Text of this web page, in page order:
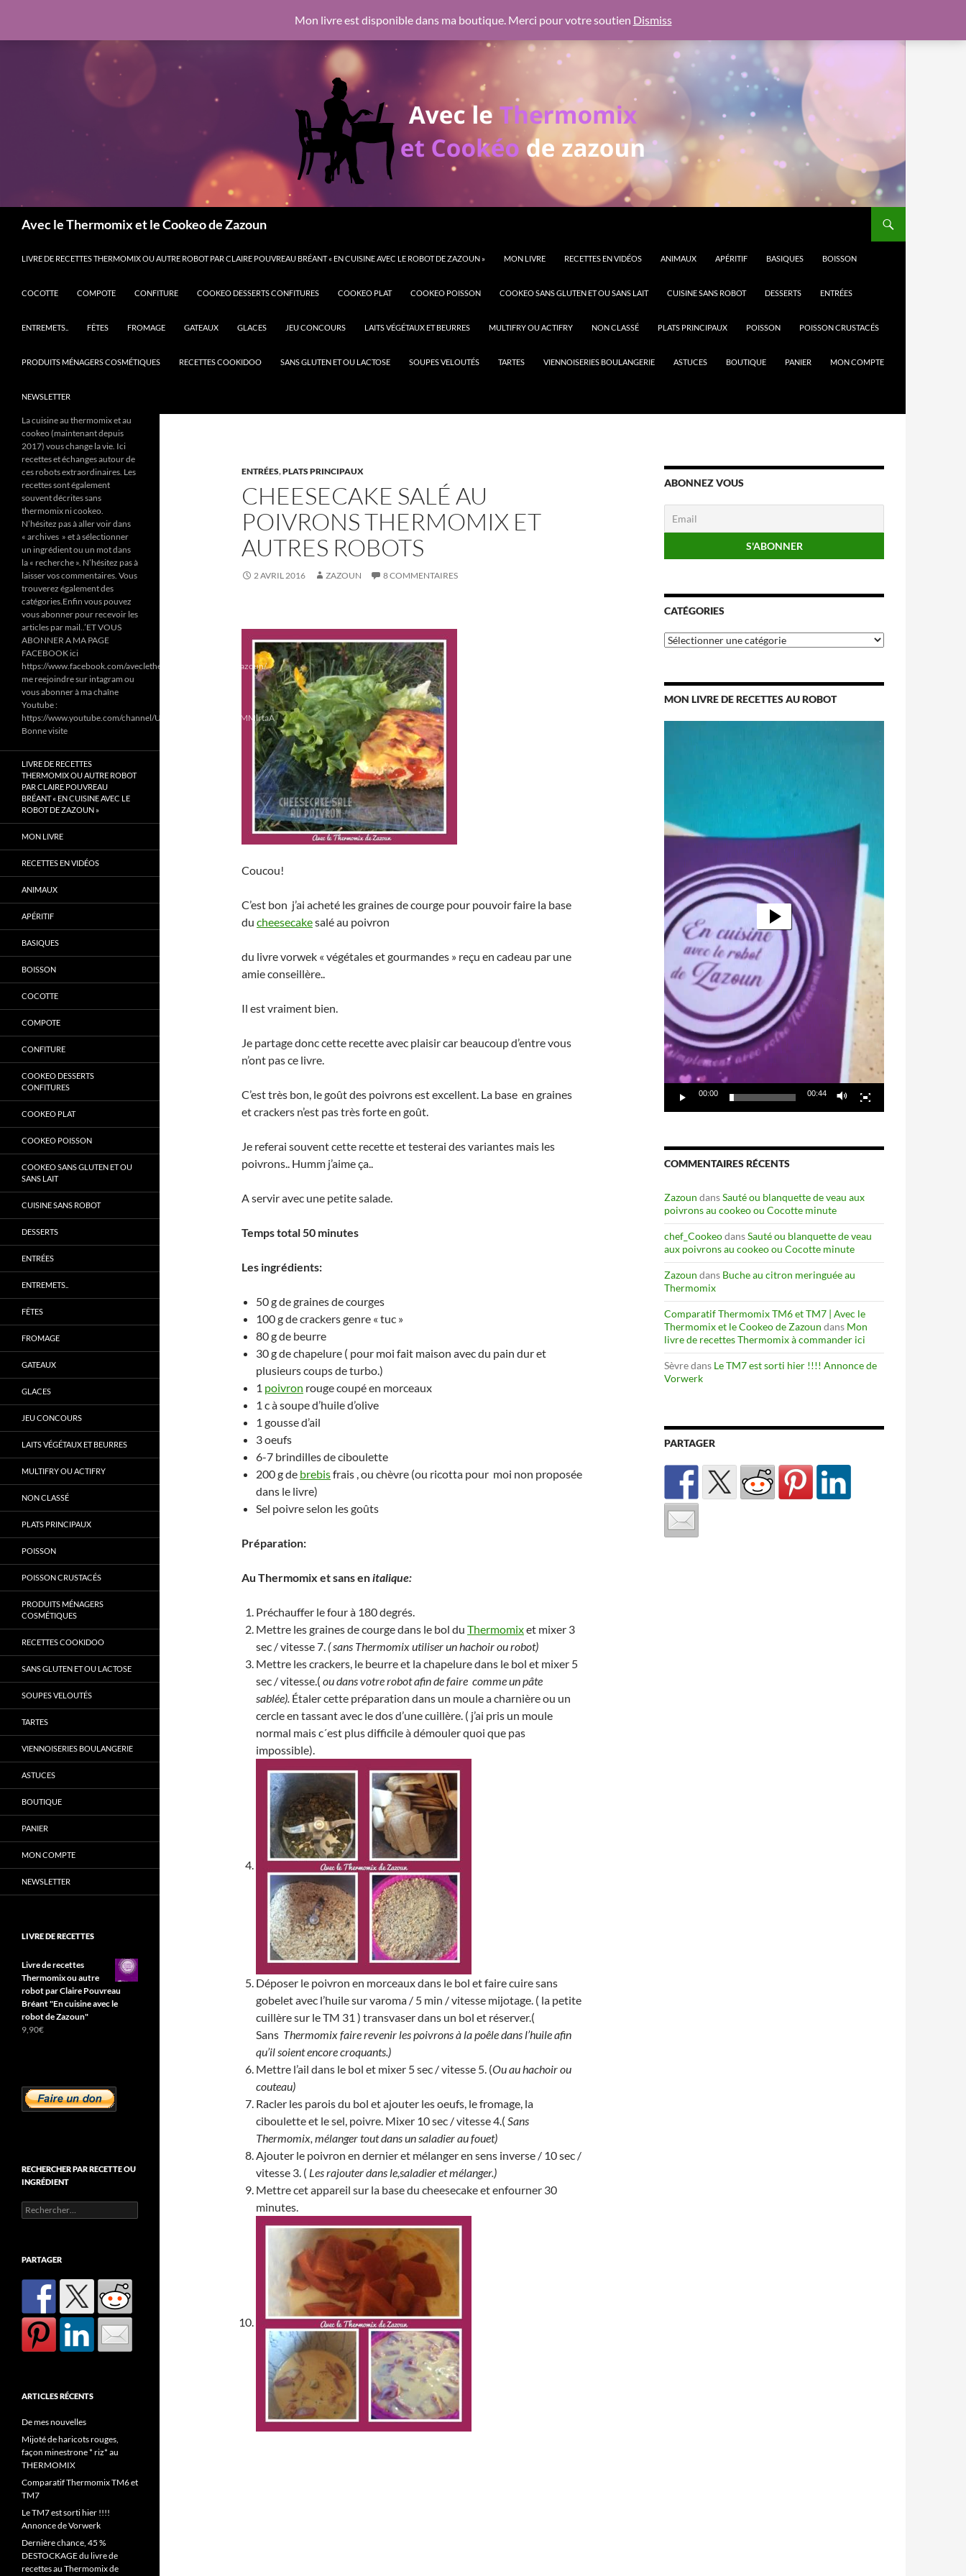
au
Avec le Thermomix et le Cookeo de Zazoun
LIVRE DE RECETTES THERMOMIX OU AUTRE ROBOT PAR CLAIRE POUVREAU BRÉANT « EN CUISINE AVEC LE ROBOT DE ZAZOUN » MON LIVRE RECETTES EN VIDÉOS ANIMAUX APÉRITIF BASIQUES BOISSON
COCOTTE COMPOTE CONFITURE COOKEO DESSERTS CONFITURES COOKEO PLAT COOKEO POISSON COOKEO SANS GLUTEN ET OU SANS LAIT CUISINE SANS ROBOT DESSERTS ENTRÉES
ENTREMETS.. FÊTES FROMAGE GATEAUX GLACES JEU CONCOURS LAITS VÉGÉTAUX ET BEURRES MULTIFRY OU ACTIFRY NON CLASSÉ PLATS PRINCIPAUX POISSON POISSON CRUSTACÉS
PRODUITS MÉNAGERS COSMÉTIQUES RECETTES COOKIDOO SANS GLUTEN ET OU LACTOSE SOUPES VELOUTÉS TARTES VIENNOISERIES BOULANGERIE ASTUCES BOUTIQUE PANIER MON COMPTE
NEWSLETTER
ENTRÉES,PLATS PRINCIPAUX
CHEESECAKE SALÉ AU
POIVRONS THERMOMIX ET
AUTRES ROBOTS
2 AVRIL 2016 ZAZOUN 8 COMMENTAIRES
Coucou!
C’est bon j’ai acheté les graines de courge pour pouvoir faire la base
du cheesecakesalé au poivron
du livre vorwek « végétales et gourmandes » reçu en cadeau par une
amie conseillère..
Il est vraiment bien.
Je partage donc cette recette avec plaisir car beaucoup d’entre vous
n’ont pas ce livre.
C’est très bon, le goût des poivrons est excellent. La base en graines
et crackers n’est pas très forte en goût.
Je referai souvent cette recette et testerai des variantes mais les
poivrons.. Humm j’aime ça..
A servir avec une petite salade.
Temps total 50 minutes
Les ingrédients:
50 g de graines de courges
100 g de crackers genre « tuc »
80 g de beurre
30 g de chapelure ( pour moi fait maison avec du pain dur et
plusieurs coups de turbo.)
1 poivron rouge coupé en morceaux
1 c à soupe d’huile d’olive
1 gousse d’ail
3 oeufs
6-7 brindilles de ciboulette
200 g de brebisfrais , ou chèvre (ou ricotta pour moi non proposée
dans le livre)
Sel poivre selon les goûts
Préparation:
Au Thermomix et sans enitalique:
Préchauffer le four à 180 degrés.
Mettre les graines de courge dans le bol du Thermomixet mixer 3
sec / vitesse 7. ( sans Thermomix utiliser un hachoir ou robot)
Mettre les crackers, le beurre et la chapelure dans le bol et mixer 5
sec / vitesse.( ou dans votre robot afin de faire comme un pâte
sablée). Étaler cette préparation dans un moule a charnière ou un
cercle en tassant avec le dos d’une cuillère. ( j’ai pris un moule
normal mais c´est plus difficile à démouler quoi que pas
impossible).
Déposer le poivron en morceaux dans le bol et faire cuire sans
gobelet avec l’huile sur varoma / 5 min / vitesse mijotage. ( la petite
cuillère sur le TM 31 ) transvaser dans un bol et réserver.(
Sans Thermomix faire revenir les poivrons à la poêle dans l’huile afin
qu’il soient encore croquants.)
Mettre l’ail dans le bol et mixer 5 sec / vitesse 5. (Ou au hachoir ou
couteau)
Racler les parois du bol et ajouter les oeufs, le fromage, la
ciboulette et le sel, poivre. Mixer 10 sec / vitesse 4.( Sans
Thermomix, mélanger tout dans un saladier au fouet)
Ajouter le poivron en dernier et mélanger en sens inverse / 10 sec /
vitesse 3. ( Les rajouter dans le,saladier et mélanger.)
Mettre cet appareil sur la base du cheesecake et enfourner 30
minutes.
ABONNEZ VOUS
CATÉGORIES
Catégories
MON LIVRE DE RECETTES AU ROBOT
00:00 00:44
COMMENTAIRES RÉCENTS
Zazoun dansSauté ou blanquette de veau aux
poivrons au cookeo ou Cocotte minute
chef_CookeodansSauté ou blanquette de veau
aux poivrons au cookeo ou Cocotte minute
Zazoun dans Buche au citron meringuée au
Thermomix
Comparatif Thermomix TM6 et TM7 | Avec le
Thermomix et le Cookeo de Zazoun dans Mon
livre de recettes Thermomix à commander ici
Sèvredans Le TM7 est sorti hier !!!! Annonce de
Vorwerk
PARTAGER
La cuisine au thermomix et au
cookeo (maintenant depuis
2017) vous change la vie. Ici
recettes et échanges autour de
ces robots extraordinaires. Les
recettes sont également
souvent décrites sans
thermomix ni cookeo.
N’hésitez pas à aller voir dans
« archives » et à sélectionner
un ingrédient ou un mot dans
la « recherche ». N’hésitez pas à
laisser vos commentaires. Vous
trouverez également des
catégories.Enfin vous pouvez
vous abonner pour recevoir les
articles par mail..’ET VOUS
ABONNER A MA PAGE
FACEBOOK ici
https://www.facebook.com/aveclethermomixetcookeodezazoun/
me reejoindre sur intagram ou
vous abonner à ma chaîne
Youtube :
https://www.youtube.com/channel/UC6Pa6dF808fmGjZ5MMlrtaA
Bonne visite
LIVRE DE RECETTES
THERMOMIX OU AUTRE ROBOT
PAR CLAIRE POUVREAU
BRÉANT « EN CUISINE AVEC LE
ROBOT DE ZAZOUN »
MON LIVRE
RECETTES EN VIDÉOS
ANIMAUX
APÉRITIF
BASIQUES
BOISSON
COCOTTE
COMPOTE
CONFITURE
COOKEO DESSERTS
CONFITURES
COOKEO PLAT
COOKEO POISSON
COOKEO SANS GLUTEN ET OU
SANS LAIT
CUISINE SANS ROBOT
DESSERTS
ENTRÉES
ENTREMETS..
FÊTES
FROMAGE
GATEAUX
GLACES
JEU CONCOURS
LAITS VÉGÉTAUX ET BEURRES
MULTIFRY OU ACTIFRY
NON CLASSÉ
PLATS PRINCIPAUX
POISSON
POISSON CRUSTACÉS
PRODUITS MÉNAGERS
COSMÉTIQUES
RECETTES COOKIDOO
SANS GLUTEN ET OU LACTOSE
SOUPES VELOUTÉS
TARTES
VIENNOISERIES BOULANGERIE
ASTUCES
BOUTIQUE
PANIER
MON COMPTE
NEWSLETTER
LIVRE DE RECETTES
Livre de recettes
Thermomix ou autre
robot par Claire Pouvreau
Bréant "En cuisine avec le
robot de Zazoun"
9,90€
RECHERCHER PAR RECETTE OU
INGRÉDIENT
Rechercher :
PARTAGER
ARTICLES RÉCENTS
De mes nouvelles
Mijoté de haricots rouges,
façon minestrone * riz* au
THERMOMIX
Comparatif Thermomix TM6 et
TM7
Le TM7 est sorti hier !!!!
Annonce de Vorwerk
Dernière chance, 45 %
DESTOCKAGE du livre de
recettes au Thermomix de
Mon livre est disponible dans ma boutique. Merci pour votre soutien Dismiss